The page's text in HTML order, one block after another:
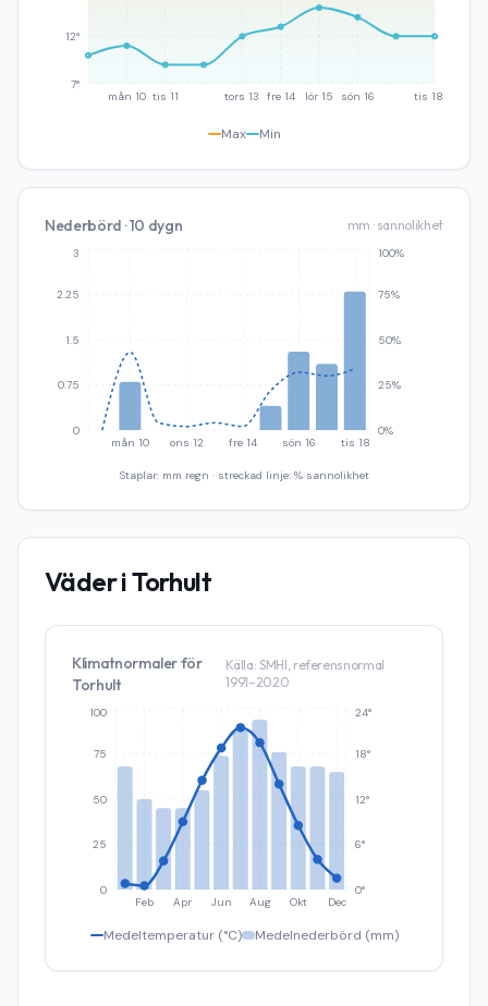
mån 10 tis 11 tors 13 fre 14 lör 15 sön 16 tis 18
7°
12°
Max Min
Nederbörd · 10 dygn mm · sannolikhet
mån 10 ons 12 fre 14 sön 16 tis 18
0
0.75
1.5
2.25
3
0%
25%
50%
75%
100%
Staplar: mm regn · streckad linje: % sannolikhet
Väder iTorhult
Klimatnormaler för
Torhult
Källa: SMHI, referensnormal
1991–2020
Feb Apr Jun Aug Okt Dec
0
25
50
75
100
0°
6°
12°
18°
24°
Medeltemperatur (°C) Medelnederbörd (mm)